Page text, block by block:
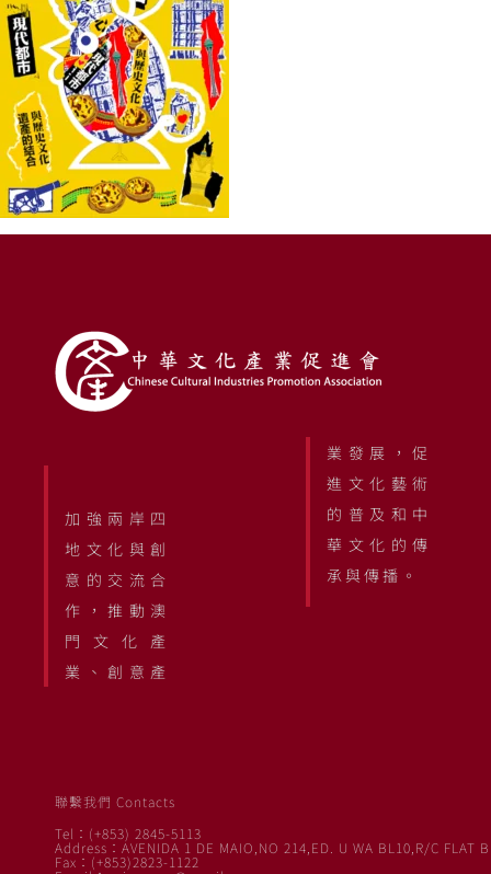
加強兩岸四
地文化與創
意的交流合
作，推動澳
門文化產
業、創意產
業發展，促
進文化藝術
的普及和中
華文化的傳
承與傳播。
聯繫我們 Contacts
Tel：(+853) 2845-5113
Address：AVENIDA 1 DE MAIO,NO 214,ED. U WA BL10,R/C FLAT B
Fax：(+853)2823-1122